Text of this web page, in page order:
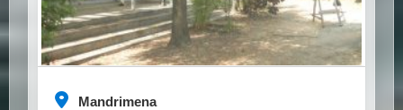
Mandrimena